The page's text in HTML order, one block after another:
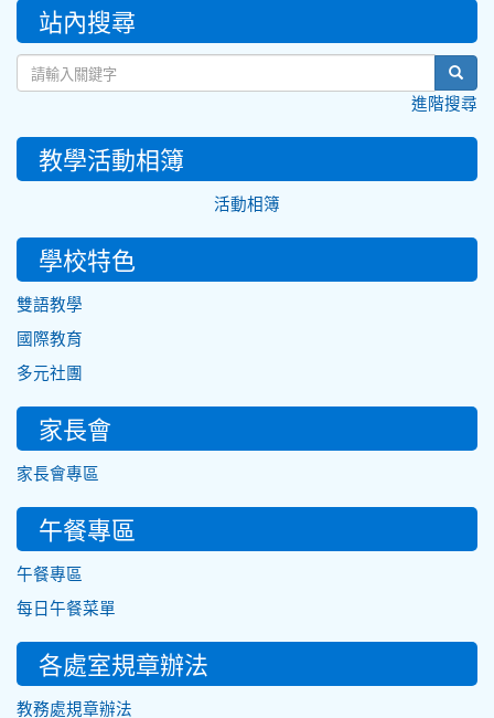
::: 站內搜尋
進階搜尋
教學活動相簿
活動相簿
學校特色
雙語教學
國際教育
多元社團
家長會
家長會專區
午餐專區
午餐專區
每日午餐菜單
各處室規章辦法
教務處規章辦法